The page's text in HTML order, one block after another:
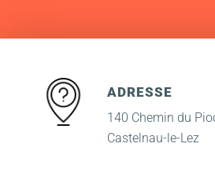
ADRESSE
140 Chemin du
Castelnau-le-Lez